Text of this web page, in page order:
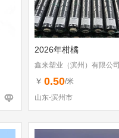
2026年柑橘
鑫来塑业（滨州）有限公司
￥ 0.50/米
山东-滨州市